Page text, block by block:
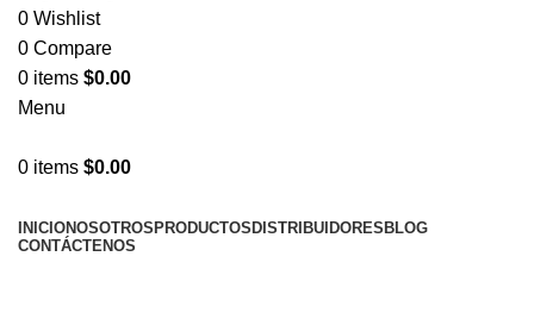
0 Wishlist
0 Compare
0 items $0.00
Menu
0 items $0.00
INICIONOSOTROS PRODUCTOS DISTRIBUIDORES BLOG
CONTÁCTENOS